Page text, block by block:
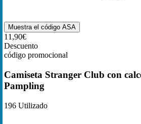
Muestra el código ASA
11,90€
Descuento
código promocional
Camiseta Stranger Club con
Pampling
196 Utilizado